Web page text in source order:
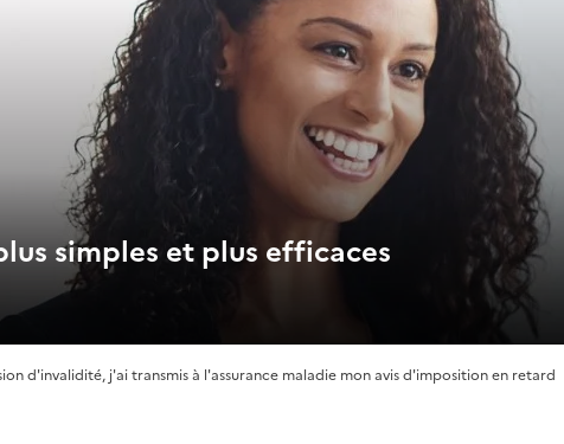
simples et plus efficaces
d'invalidité, j'ai transmis à l'assurance maladie mon avis d'imposition en retard